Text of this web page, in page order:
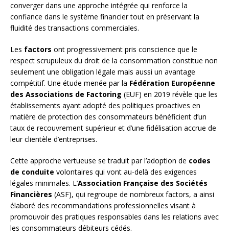
converger dans une approche intégrée qui renforce la
confiance dans le système financier tout en préservant la
fluidité des transactions commerciales.
Les factors ont progressivement pris conscience que le
respect scrupuleux du droit de la consommation constitue non
seulement une obligation légale mais aussi un avantage
compétitif. Une étude menée par la Fédération Européenne
des Associations de Factoring (EUF) en 2019 révèle que les
établissements ayant adopté des politiques proactives en
matière de protection des consommateurs bénéficient d’un
taux de recouvrement supérieur et d’une fidélisation accrue de
leur clientèle d’entreprises.
Cette approche vertueuse se traduit par l’adoption de codes
de conduite volontaires qui vont au-delà des exigences
légales minimales. L’Association Française des Sociétés
Financières (ASF), qui regroupe de nombreux factors, a ainsi
élaboré des recommandations professionnelles visant à
promouvoir des pratiques responsables dans les relations avec
les consommateurs débiteurs cédés.